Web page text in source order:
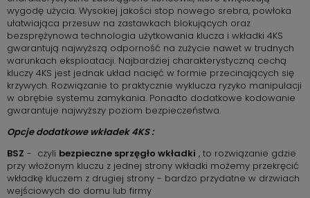
wygodę użycia. Wysokiej jakości stop nowego srebra, powłoka
ułatwiająca przesuw na zastawkach blokujących oraz
bezsprężynowa technologia użytkowania klucza i wkładki 4KS
gwarantują najwyższą odporność na zużycie nawet w trudnych
warunkach eksploatacji. Najbardziej charakterystyczną cechą
kluczy 4KS jest jednak układ nacięć w formie przecinających się
krzywych. Rozwiązanie to praktycznie wyklucza ryzyko manipulacji
w obrębie systemu zamykania. Ponadto dodatkowe kodowanie
gwarantuje najwyższy poziom bezpieczeństwa.
Opcje dodatkowe wkładek 4KS :
BSZ - czyli bezpieczne sprzęgło wkładki , to rozwiązanie gdzie
przy włożonym kluczu z jednej strony wkładki możemy przekręcić
wkładkę kluczem z drugiej strony - bardzo przydatne w drzwiach
wejściowych do domu lub firmy